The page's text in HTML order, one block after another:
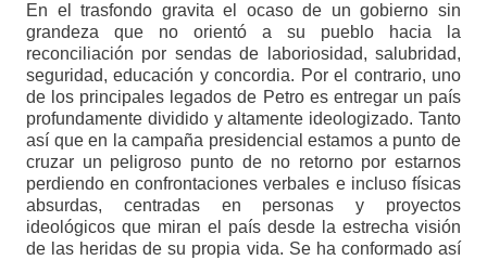
En el trasfondo gravita el ocaso de un gobierno sin
grandeza que no orientó a su pueblo hacia la
reconciliación por sendas de laboriosidad, salubridad,
seguridad, educación y concordia. Por el contrario, uno
de los principales legados de Petro es entregar un país
profundamente dividido y altamente ideologizado. Tanto
así que en la campaña presidencial estamos a punto de
cruzar un peligroso punto de no retorno por estarnos
perdiendo en confrontaciones verbales e incluso físicas
absurdas, centradas en personas y proyectos
ideológicos que miran el país desde la estrecha visión
de las heridas de su propia vida. Se ha conformado así